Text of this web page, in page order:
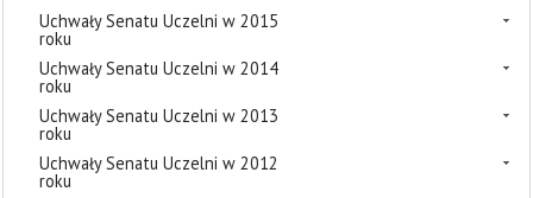
Uchwały Senatu Uczelni w 2015
roku
Uchwały Senatu Uczelni w 2014
roku
Uchwały Senatu Uczelni w 2013
roku
Uchwały Senatu Uczelni w 2012
roku